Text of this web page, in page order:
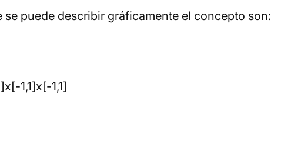
puede describir gráficamente el concepto son:
1,1]x[-1,1]